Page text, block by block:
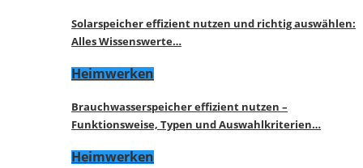
Solarspeicher effizient nutzen und richtig auswählen:
Alles Wissenswerte…
Heimwerken
Brauchwasserspeicher effizient nutzen –
Funktionsweise, Typen und Auswahlkriterien…
Heimwerken